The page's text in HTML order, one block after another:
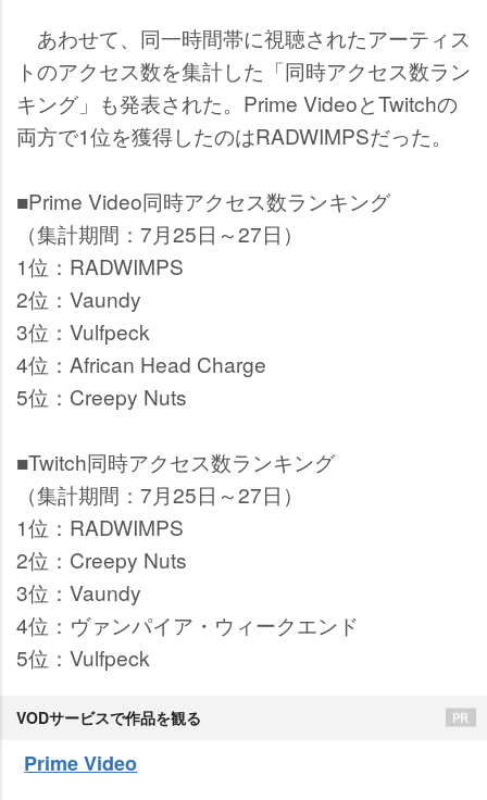
あわせて、同一時間帯に視聴されたアーティス
トのアクセス数を集計した「同時アクセス数ラン
キング」も発表された。Prime VideoとTwitchの
両方で1位を獲得したのはRADWIMPSだった。
■Prime Video同時アクセス数ランキング
（集計期間：7月25日～27日）
1位：RADWIMPS
2位：Vaundy
3位：Vulfpeck
4位：African Head Charge
5位：Creepy Nuts
■Twitch同時アクセス数ランキング
（集計期間：7月25日～27日）
1位：RADWIMPS
2位：Creepy Nuts
3位：Vaundy
4位：ヴァンパイア・ウィークエンド
5位：Vulfpeck
VODサービスで作品を観る
Prime Video